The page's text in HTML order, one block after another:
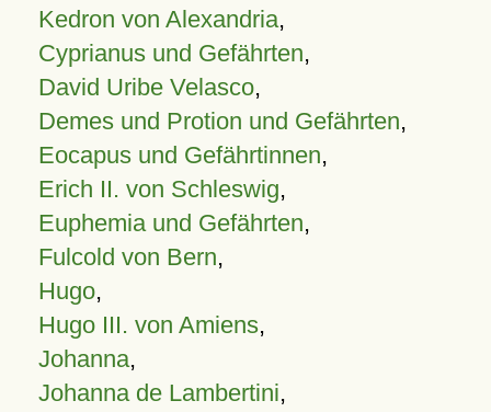
Kedron von Alexandria,
Cyprianus und Gefährten,
David Uribe Velasco,
Demes und Protion und Gefährten,
Eocapus und Gefährtinnen,
Erich II. von Schleswig,
Euphemia und Gefährten,
Fulcold von Bern,
Hugo,
Hugo III. von Amiens,
Johanna,
Johanna de Lambertini,